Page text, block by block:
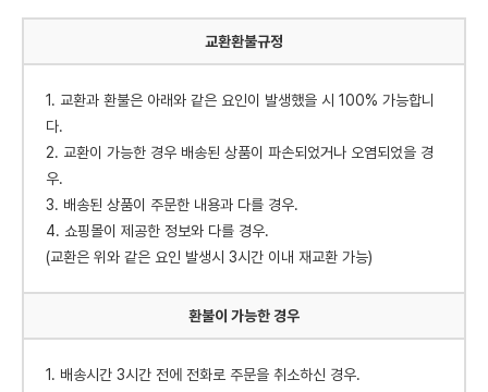
교환환불규정
1. 교환과 환불은 아래와 같은 요인이 발생했을 시 100% 가능합니
다.
2. 교환이 가능한 경우 배송된 상품이 파손되었거나 오염되었을 경
우.
3. 배송된 상품이 주문한 내용과 다를 경우.
4. 쇼핑몰이 제공한 정보와 다를 경우.
(교환은 위와 같은 요인 발생시 3시간 이내 재교환 가능)
환불이 가능한 경우
1. 배송시간 3시간 전에 전화로 주문을 취소하신 경우.